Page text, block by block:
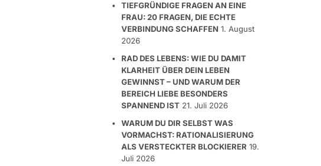
TIEFGRÜNDIGE FRAGEN AN EINE
FRAU: 20 FRAGEN, DIE ECHTE
VERBINDUNG SCHAFFEN 1. August
2026
RAD DES LEBENS: WIE DU DAMIT
KLARHEIT ÜBER DEIN LEBEN
GEWINNST – UND WARUM DER
BEREICH LIEBE BESONDERS
SPANNEND IST 21. Juli 2026
WARUM DU DIR SELBST WAS
VORMACHST: RATIONALISIERUNG
ALS VERSTECKTER BLOCKIERER 19.
Juli 2026